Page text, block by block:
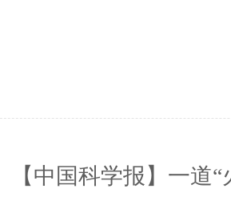
【中国科学报】一道